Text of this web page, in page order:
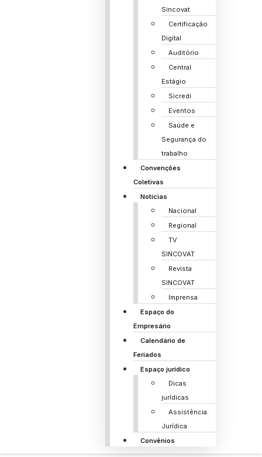
Sincovat
Certificação
Digital
Auditório
Central
Estágio
Sicredi
Eventos
Saúde e
Segurança do
trabalho
Convenções
Coletivas
Notícias
Nacional
Regional
TV
SINCOVAT
Revista
SINCOVAT
Imprensa
Espaço do
Empresário
Calendário de
Feriados
Espaço jurídico
Dicas
jurídicas
Assistência
Jurídica
Convênios